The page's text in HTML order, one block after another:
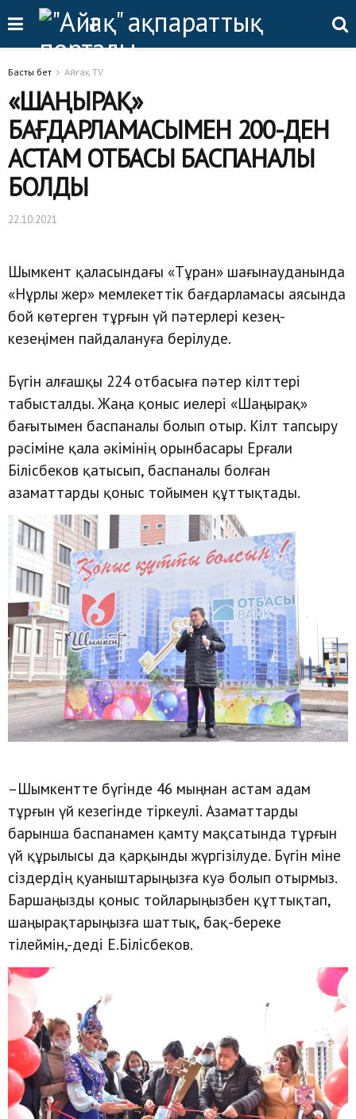
Басты бет Айғақ TV
«ШАҢЫРАҚ»
БАҒДАРЛАМАСЫМЕН 200-ДЕН
АСТАМ ОТБАСЫ БАСПАНАЛЫ
БОЛДЫ
22.10.2021
Шымкент қаласындағы «Тұран» шағынауданында
«Нұрлы жер» мемлекеттік бағдарламасы аясында
бой көтерген тұрғын үй пәтерлері кезең-
кезеңімен пайдалануға берілуде.
Бүгін алғашқы 224 отбасыға пәтер кілттері
табысталды. Жаңа қоныс иелері «Шаңырақ»
бағытымен баспаналы болып отыр. Кілт тапсыру
рәсіміне қала әкімінің орынбасары Ерғали
Білісбеков қатысып, баспаналы болған
азаматтарды қоныс тойымен құттықтады.
–Шымкентте бүгінде 46 мыңнан астам адам
тұрғын үй кезегінде тіркеулі. Азаматтарды
барынша баспанамен қамту мақсатында тұрғын
үй құрылысы да қарқынды жүргізілуде. Бүгін міне
сіздердің қуаныштарыңызға куә болып отырмыз.
Баршаңызды қоныс тойларыңызбен құттықтап,
шаңырақтарыңызға шаттық, бақ-береке
тілеймін,-деді Е.Білісбеков.